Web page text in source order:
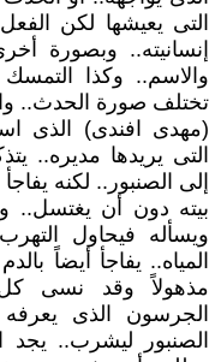
التى يعيشها لكن
إنسانيته.. وبصورة
والاسم.. وكذا
تختلف صورة الحدث..
(مهدى افندى) الذى
التى يريدها مديره..
إلى الصنبور.. لكنه
بيته دون أن يغتسل..
ويسأله فيحاول
المياه.. يفاجأ أيضاً
مذهولاً وقد نسى
الجرسون الذى
الصنبور ليشرب.. يجد